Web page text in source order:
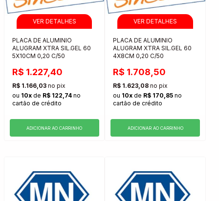
PLACA DE ALUMINIO
ALUGRAM XTRA SIL.GEL 60
5X10CM 0,20 C/50
R$ 1.227,40
R$ 1.166,03 no pix
ou 10x de R$ 122,74 no
cartão de crédito
ADICIONAR AO CARRINHO
PLACA DE ALUMINIO
ALUGRAM XTRA SIL.GEL 60
4X8CM 0,20 C/50
R$ 1.708,50
R$ 1.623,08 no pix
ou 10x de R$ 170,85 no
cartão de crédito
ADICIONAR AO CARRINHO